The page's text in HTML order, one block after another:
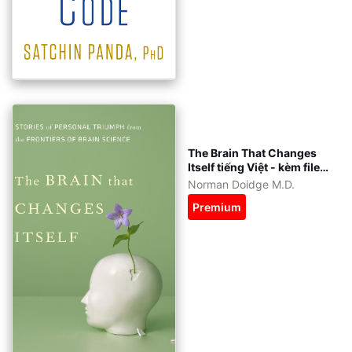
The Brain That Changes
Itself tiếng Việt - kèm file
gốc tiếng Anh - eBook
ePub, azw3, pdf
Norman Doidge M.D.
Premium